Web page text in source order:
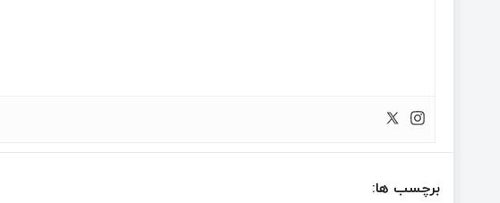
برچسب ها: